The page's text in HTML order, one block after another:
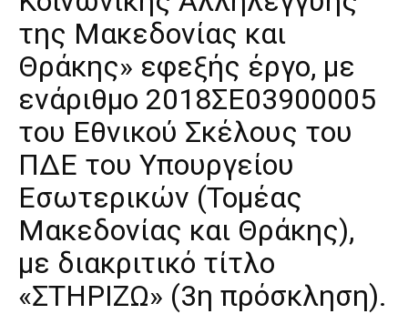
της Μακεδονίας και
Θράκης» εφεξής έργο, με
ενάριθμο 2018ΣΕ03900005
του Εθνικού Σκέλους του
ΠΔΕ του Υπουργείου
Εσωτερικών (Τομέας
Μακεδονίας και Θράκης),
με διακριτικό τίτλο
«ΣΤΗΡΙΖΩ» (3η πρόσκληση).